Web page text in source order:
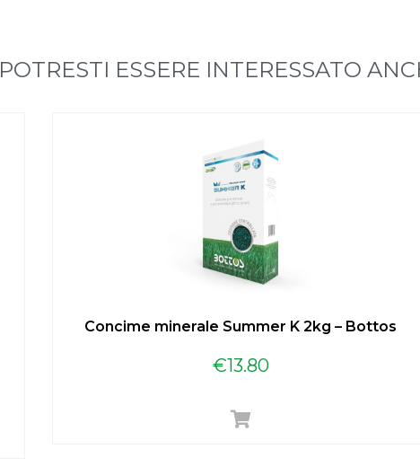
POTRESTI ESSERE INTERESSATO
Concime minerale Summer K 2kg – Bottos
€13.80